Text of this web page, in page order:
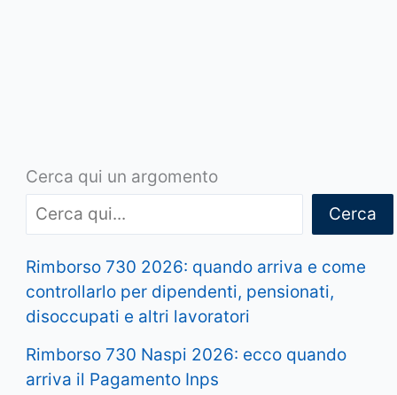
Cerca qui un argomento
Cerca
Rimborso 730 2026: quando arriva e come
controllarlo per dipendenti, pensionati,
disoccupati e altri lavoratori
Rimborso 730 Naspi 2026: ecco quando
arriva il Pagamento Inps